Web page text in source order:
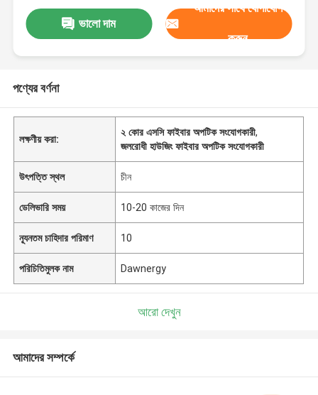
ভালো দাম
আমাদের সাথে যোগাযোগ
করুন
পণ্যের বর্ণনা
লক্ষণীয় করা:
২ কোর এসসি ফাইবার অপটিক সংযোগকারী,
জলরোধী হাউজিং ফাইবার অপটিক সংযোগকারী
উৎপত্তি স্থল চীন
ডেলিভারি সময় 10-20 কাজের দিন
ন্যূনতম চাহিদার পরিমাণ 10
পরিচিতিমুলক নাম Dawnergy
আরো দেখুন
আমাদের সম্পর্কে